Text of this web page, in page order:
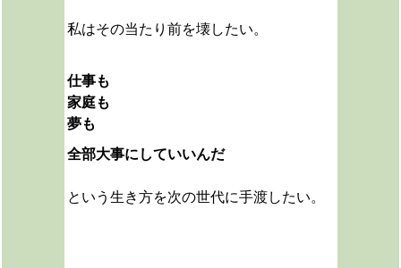
私はその当たり前を壊したい。
仕事も
家庭も
夢も
全部大事にしていいんだ
という生き方を次の世代に手渡したい。